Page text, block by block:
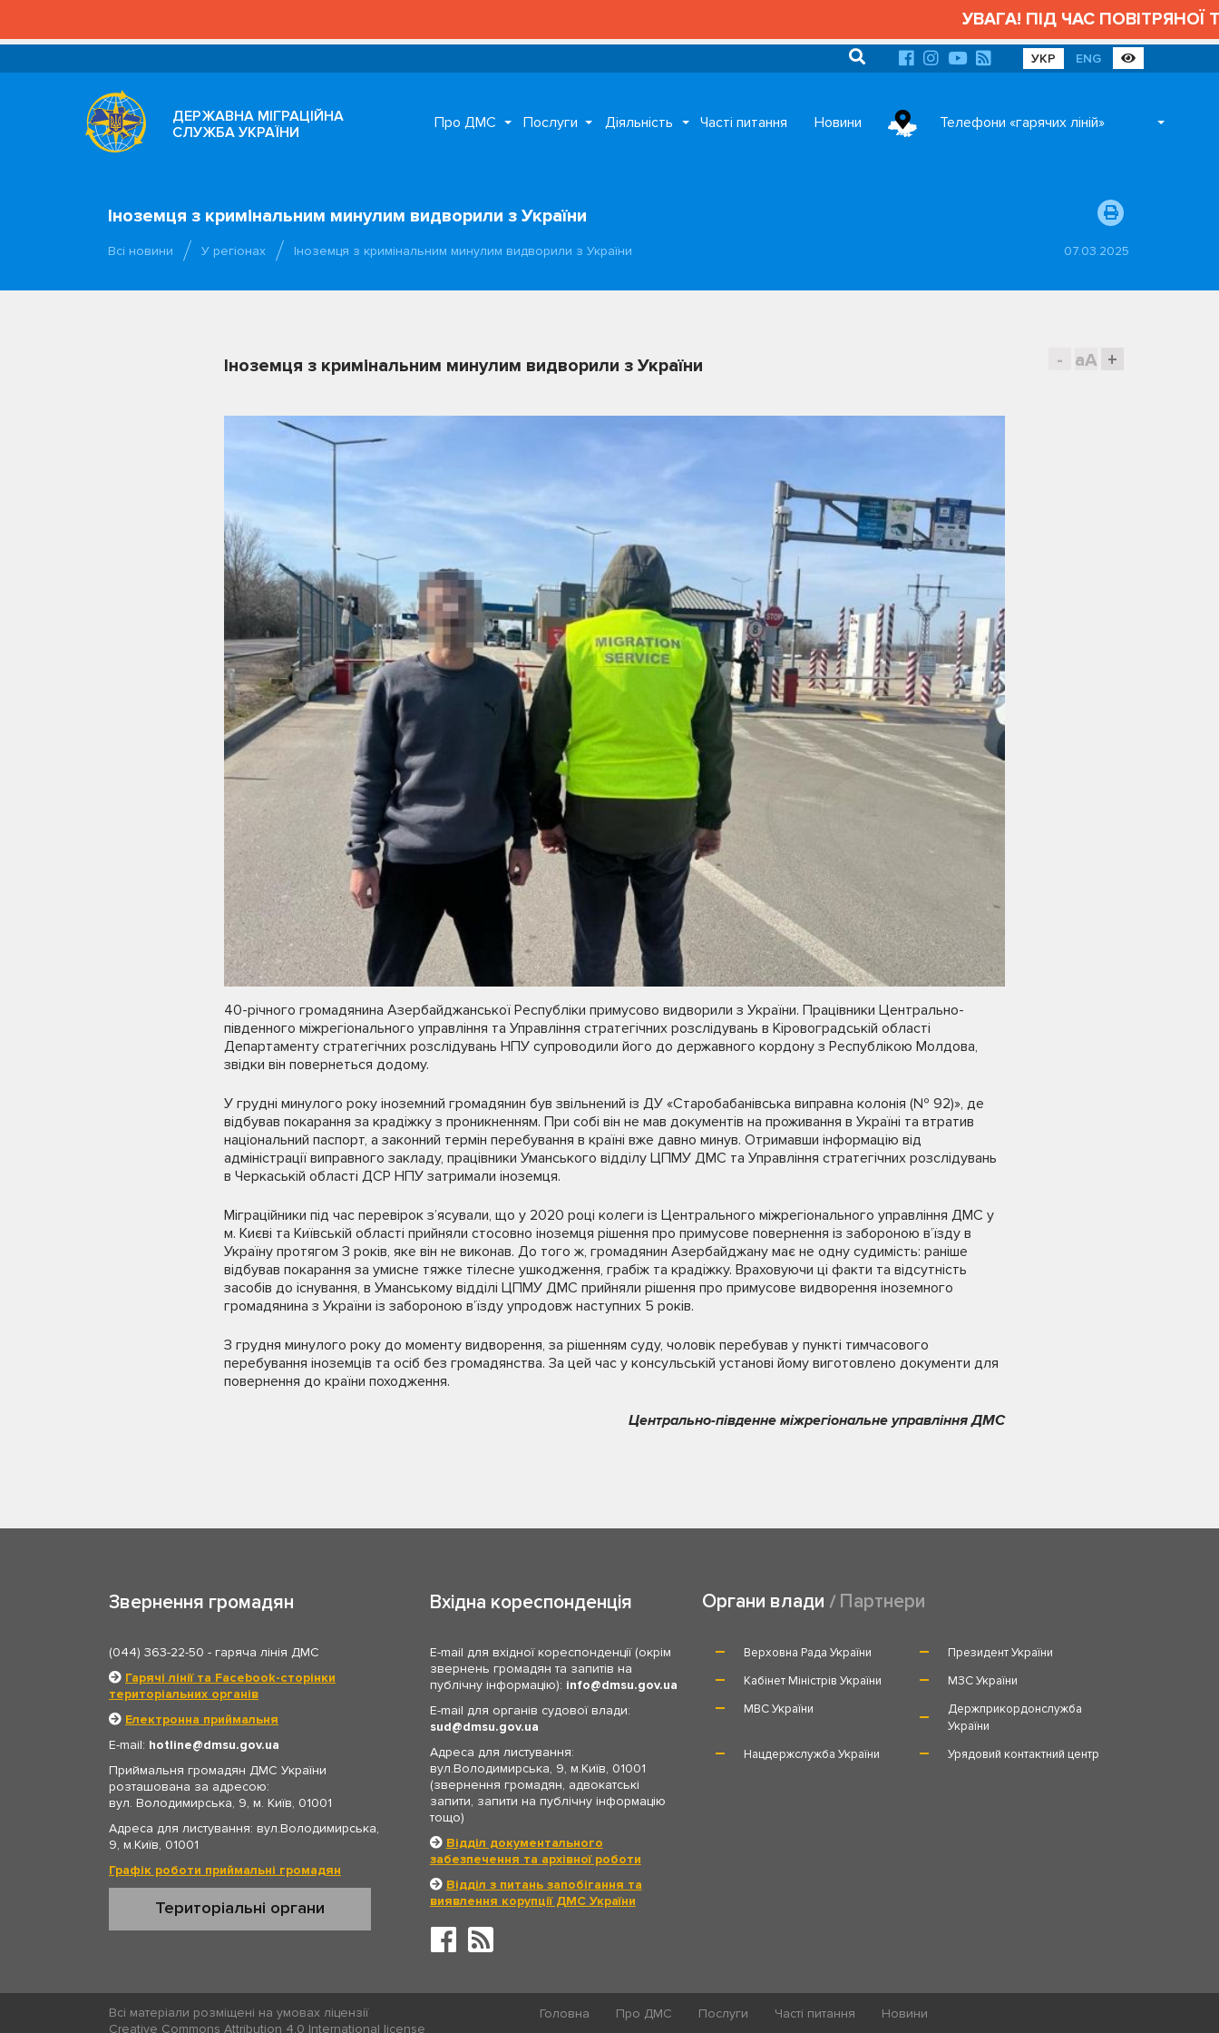
УВАГА! ПІД ЧАС ПОВІТРЯНОЇ
УКР ENG
ДЕРЖАВНА МІГРАЦІЙНА
СЛУЖБА УКРАЇНИ
Про ДМС Послуги Діяльність Часті питання Новини Телефони «гарячих ліній»
Іноземця з кримінальним минулим видворили з України
Всі новини У регіонах Іноземця з кримінальним минулим видворили з України 07.03.2025
- aA +
Іноземця з кримінальним минулим видворили з України
40-річного громадянина Азербайджанської Республіки примусово видворили з України. Працівники Центрально-
південного міжрегіонального управління та Управління стратегічних розслідувань в Кіровоградській області
Департаменту стратегічних розслідувань НПУ супроводили його до державного кордону з Республікою Молдова,
звідки він повернеться додому.
У грудні минулого року іноземний громадянин був звільнений із ДУ «Старобабанівська виправна колонія (№ 92)», де
відбував покарання за крадіжку з проникненням. При собі він не мав документів на проживання в Україні та втратив
національний паспорт, а законний термін перебування в країні вже давно минув. Отримавши інформацію від
адміністрації виправного закладу, працівники Уманського відділу ЦПМУ ДМС та Управління стратегічних розслідувань
в Черкаській області ДСР НПУ затримали іноземця.
Міграційники під час перевірок з’ясували, що у 2020 році колеги із Центрального міжрегіонального управління ДМС у
м. Києві та Київській області прийняли стосовно іноземця рішення про примусове повернення із забороною в’їзду в
Україну протягом 3 років, яке він не виконав. До того ж, громадянин Азербайджану має не одну судимість: раніше
відбував покарання за умисне тяжке тілесне ушкодження, грабіж та крадіжку. Враховуючи ці факти та відсутність
засобів до існування, в Уманському відділі ЦПМУ ДМС прийняли рішення про примусове видворення іноземного
громадянина з України із забороною в’їзду упродовж наступних 5 років.
З грудня минулого року до моменту видворення, за рішенням суду, чоловік перебував у пункті тимчасового
перебування іноземців та осіб без громадянства. За цей час у консульській установі йому виготовлено документи для
повернення до країни походження.
Центрально-південне міжрегіональне управління ДМС
Звернення громадян
(044) 363-22-50 - гаряча лінія ДМС
Гарячі лінії та Facebook-сторінки
територіальних органів
Електронна приймальня
E-mail: hotline
dmsu.gov.ua
Приймальня громадян ДМС України
розташована за адресою:
вул. Володимирська, 9, м. Київ, 01001
Адреса для листування: вул.Володимирська,
9, м.Київ, 01001
Графік роботи приймальні громадян
Територіальні органи
Вхідна кореспонденція
E-mail для вхідної кореспонденції (окрім
звернень громадян та запитів на
публічну інформацію): info
dmsu.gov.ua
E-mail для органів судової влади:
sud
dmsu.gov.ua
Адреса для листування:
вул.Володимирська, 9, м.Київ, 01001
(звернення громадян, адвокатські
запити, запити на публічну інформацію
тощо)
Відділ документального
забезпечення та архівної роботи
Відділ з питань запобігання та
виявлення корупції ДМС України
Органи влади Партнери
Верховна Рада України
Президент України
Кабінет Міністрів України
МЗС України
МВС України
Держприкордонслужба
України
Нацдержслужба України
Урядовий контактний центр
Головна Про ДМС Послуги Часті питання Новини
Всі матеріали розміщені на умовах ліцензії
Creative Commons Attribution 4.0 International license